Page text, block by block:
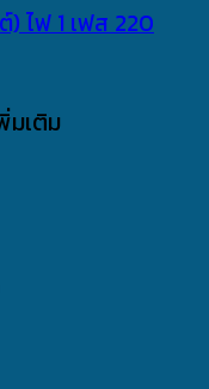
มเติม